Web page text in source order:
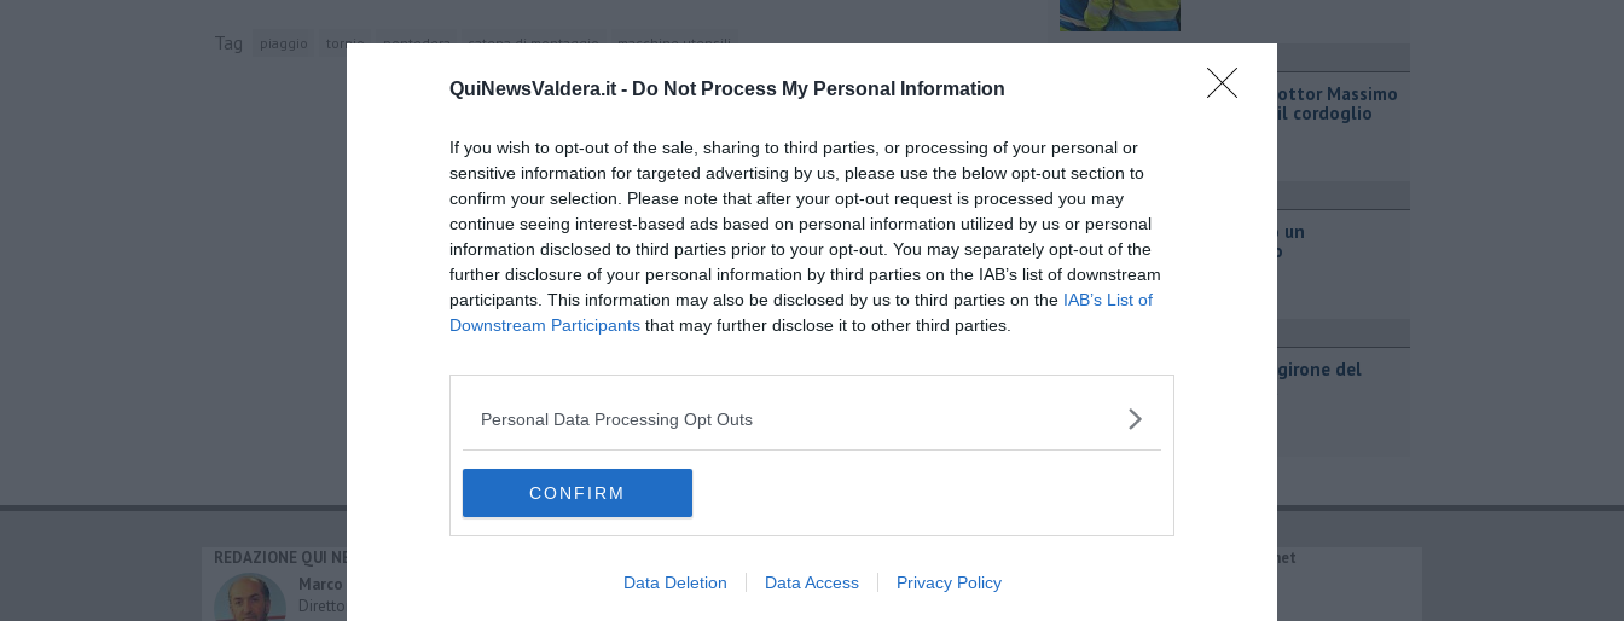
QuiNewsValdera.it - Do Not Process My Personal Information
If you wish to opt-out of the sale, sharing to third parties, or processing of your personal or
sensitive information for targeted advertising by us, please use the below opt-out section to
confirm your selection. Please note that after your opt-out request is processed you may
continue seeing interest-based ads based on personal information utilized by us or personal
information disclosed to third parties prior to your opt-out. You may separately opt-out of the
further disclosure of your personal information by third parties on the IAB’s list of downstream
participants. This information may also be disclosed by us to third parties on the IAB’s List of
Downstream Participants that may further disclose it to other third parties.
Personal Data Processing Opt Outs
CONFIRM
Data Deletion Data Access Privacy Policy
Tag piaggio tornio pontedera catena di montaggio macchine utensili
Addio al dottor Massimo
Campana, il cordoglio
Attualità
Va a fuoco un
magazzino
Svelato il girone del
REDAZIONE QUI NEWS
Marco Migli
Direttore Responsabile
Le notizie di oggi
IL NETWORK QuiNews.net